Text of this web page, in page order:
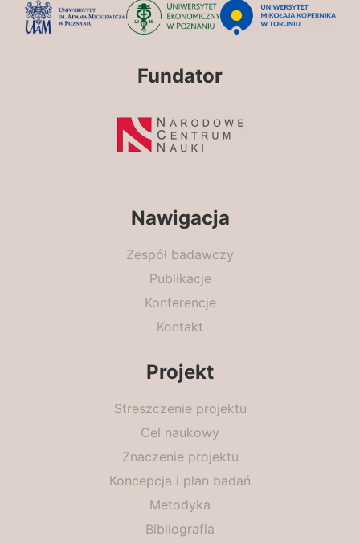
Fundator
Nawigacja
Zespół badawczy
Publikacje
Konferencje
Kontakt
Projekt
Streszczenie projektu
Cel naukowy
Znaczenie projektu
Koncepcja i plan badań
Metodyka
Bibliografia